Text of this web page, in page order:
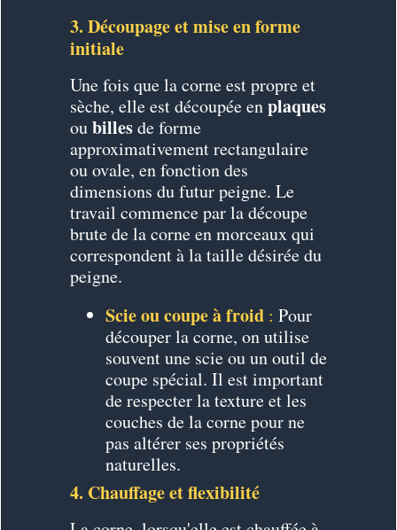
3. Découpage et mise en forme
initiale
Une fois que la corne est propre et
sèche, elle est découpée enplaques
oubillesde forme
approximativement rectangulaire
ou ovale, en fonction des
dimensions du futur peigne. Le
travail commence par la découpe
brute de la corne en morceaux qui
correspondent à la taille désirée du
peigne.
Scie ou coupe à froid : Pour
découper la corne, on utilise
souvent une scie ou un outil de
coupe spécial. Il est important
de respecter la texture et les
couches de la corne pour ne
pas altérer ses propriétés
naturelles.
4. Chauffage et flexibilité